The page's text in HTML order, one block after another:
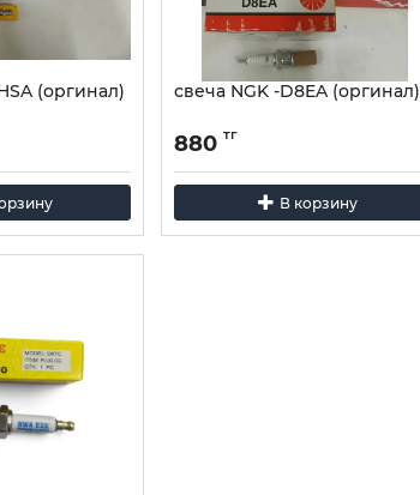
(оргинал) свеча NGK -D8EA (оргинал)
880 тг
В корзину